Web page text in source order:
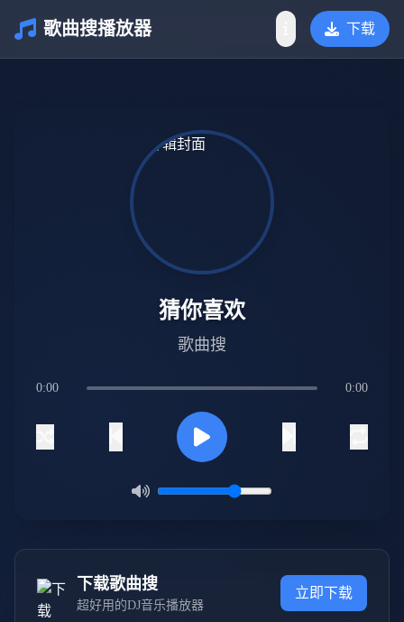
歌曲搜播放器 下载
介绍
猜你喜欢
歌曲搜
0:00 0:00
下载歌曲搜
超好用的DJ音乐播放器
立即下载